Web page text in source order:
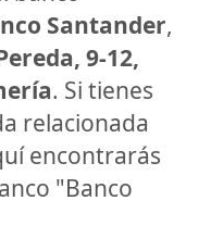
Santander,
9-12,
. Si tienes
relacionada
encontrarás
"Banco